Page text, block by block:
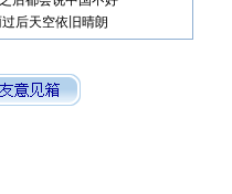
后天空依旧晴朗